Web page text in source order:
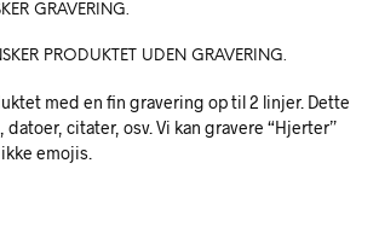
GRAVERING.
PRODUKTET UDEN GRAVERING.
med en fin gravering op til 2 linjer. Dette
citater, osv. Vi kan gravere “Hjerter”
emojis.